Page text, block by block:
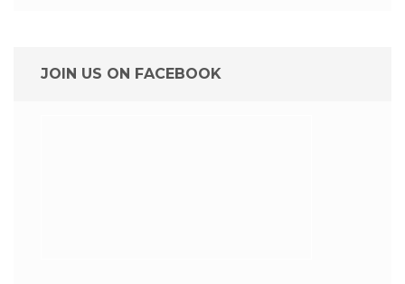
JOIN US ON FACEBOOK